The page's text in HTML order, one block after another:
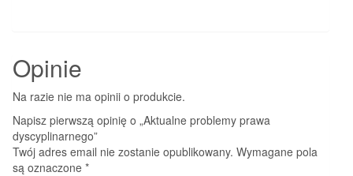
Opinie
Na razie nie ma opinii o produkcie.
Napisz pierwszą opinię o „Aktualne problemy prawa
dyscyplinarnego”
Twój adres email nie zostanie opublikowany. Wymagane pola
są oznaczone *